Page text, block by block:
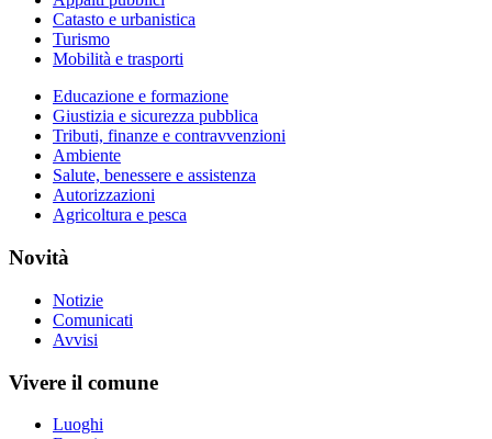
Catasto e urbanistica
Turismo
Mobilità e trasporti
Educazione e formazione
Giustizia e sicurezza pubblica
Tributi, finanze e contravvenzioni
Ambiente
Salute, benessere e assistenza
Autorizzazioni
Agricoltura e pesca
Novità
Notizie
Comunicati
Avvisi
Vivere il comune
Luoghi